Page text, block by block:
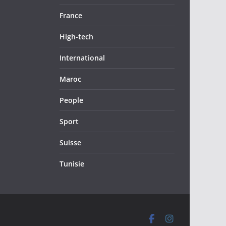
France
High-tech
International
Maroc
People
Sport
Suisse
Tunisie